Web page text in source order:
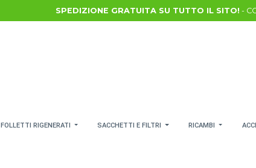
SPEDIZIONE GRATUITA SU TUTTO IL SITO! -
FOLLETTI RIGENERATI SACCHETTI E FILTRI RICAMBI